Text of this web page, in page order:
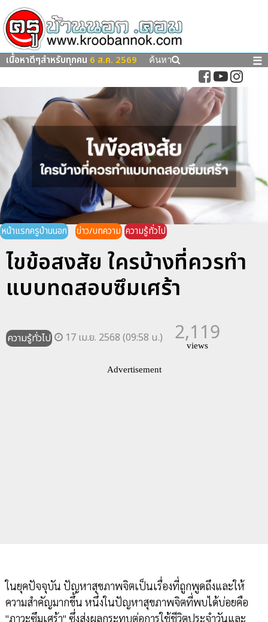
เนื้อหาดีๆสำหรับทุกคน 6 ส.ค. 2569 ค้นหา ☰
หน้าแรกครูบ้านนอก ข่าว/บทความ ความรู้ทั่วไป
ไขข้อสงสัย ใครบ้างที่ควรทำ
แบบทดสอบซึมเศร้า
ความรู้ทั่วไป 17 เม.ย. 2568 (09:58 น.) 2,119
views
Advertisement
ในยุคปัจจุบัน ปัญหาสุขภาพจิตเป็นเรื่องที่ถูกพูดถึงและให้
ความสำคัญมากขึ้น หนึ่งในปัญหาสุขภาพจิตที่พบได้บ่อยคือ
"ภาวะซึมเศร้า" ซึ่งส่งผลกระทบต่อการใช้ชีวิตประจำวันและ